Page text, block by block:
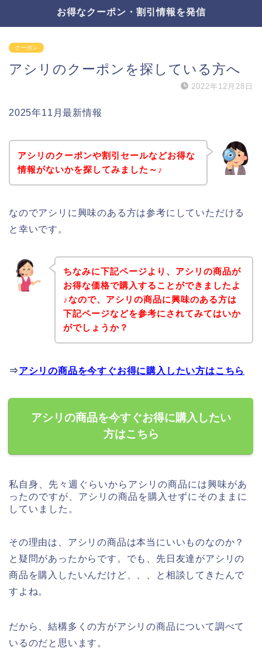
お得なクーポン・割引情報を発信
クーポン
アシリのクーポンを探している方へ
2022年12月28日
2025年11月最新情報
アシリのクーポンや割引セールなどお得な
情報がないかを探してみました～♪
なのでアシリに興味のある方は参考にしていただける
と幸いです。
ちなみに下記ページより、アシリの商品が
お得な価格で購入することができましたよ
♪なので、アシリの商品に興味のある方は
下記ページなどを参考にされてみてはいか
がでしょうか？
⇒アシリの商品を今すぐお得に購入したい方はこちら
アシリの商品を今すぐお得に購入したい
方はこちら
私自身、先々週ぐらいからアシリの商品には興味があ
ったのですが、アシリの商品を購入せずにそのままに
していました。
その理由は、アシリの商品は本当にいいものなのか？
と疑問があったからです。でも、先日友達がアシリの
商品を購入したいんだけど、、、と相談してきたんで
すよね。
だから、結構多くの方がアシリの商品について調べて
いるのだと思います。